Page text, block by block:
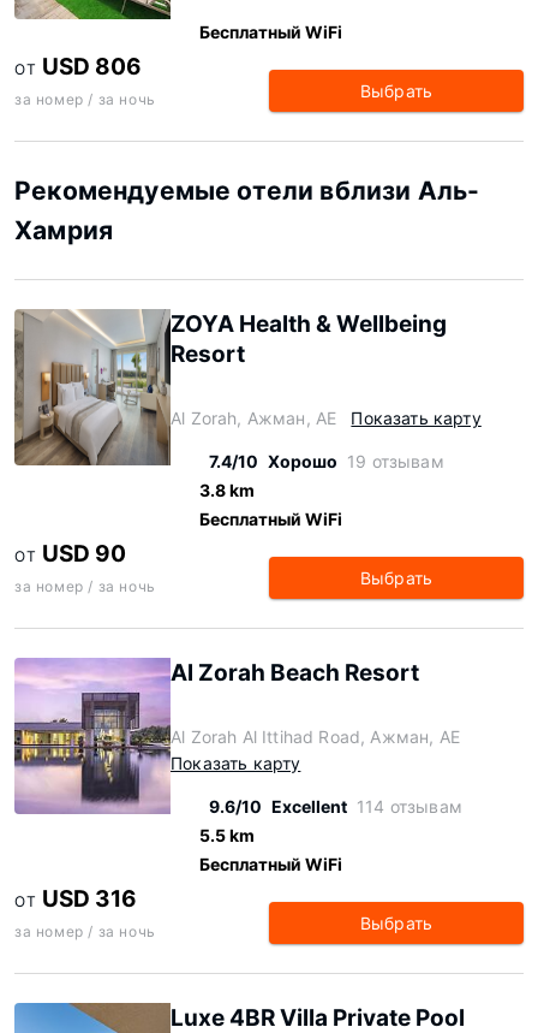
Бесплатный WiFi
ОТ USD 806
за номер / за ночь Выбрать
Рекомендуемые отели вблизи Аль-
Хамрия
ZOYA Health & Wellbeing
Resort
Al Zorah, Ажман, AE Показать карту
7.4/10 Хорошо 19 отзывам
3.8 km
Бесплатный WiFi
ОТ USD 90
за номер / за ночь Выбрать
Al Zorah Beach Resort
Al Zorah Al Ittihad Road, Ажман, AE
Показать карту
9.6/10 Excellent 114 отзывам
5.5 km
Бесплатный WiFi
ОТ USD 316
за номер / за ночь Выбрать
Luxe 4BR Villa Private Pool